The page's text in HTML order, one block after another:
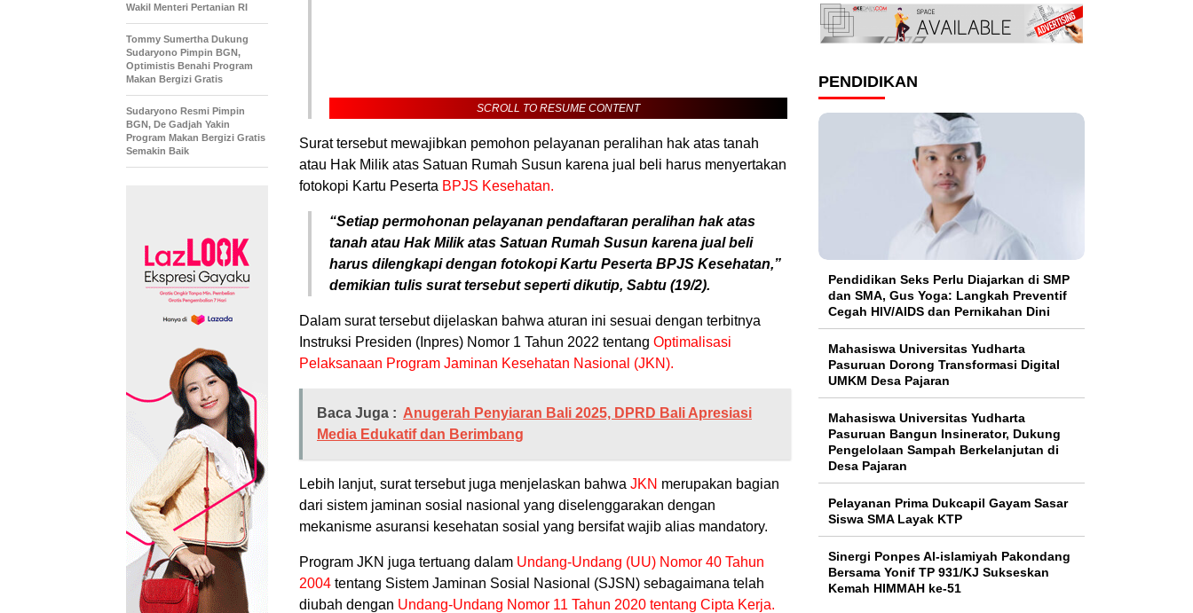
SCROLL TO RESUME CONTENT
Surat tersebut mewajibkan pemohon pelayanan peralihan hak atas tanah
atau Hak Milik atas Satuan Rumah Susun karena jual beli harus menyertakan
fotokopi Kartu Peserta BPJS Kesehatan.
“Setiap permohonan pelayanan pendaftaran peralihan hak atas
tanah atau Hak Milik atas Satuan Rumah Susun karena jual beli
harus dilengkapi dengan fotokopi Kartu Peserta BPJS Kesehatan,”
demikian tulis surat tersebut seperti dikutip, Sabtu (19/2).
Dalam surat tersebut dijelaskan bahwa aturan ini sesuai dengan terbitnya
Instruksi Presiden (Inpres) Nomor 1 Tahun 2022 tentang Optimalisasi
Pelaksanaan Program Jaminan Kesehatan Nasional (JKN).
Baca Juga : Anugerah Penyiaran Bali 2025, DPRD Bali Apresiasi
Media Edukatif dan Berimbang
Lebih lanjut, surat tersebut juga menjelaskan bahwa JKN merupakan bagian
dari sistem jaminan sosial nasional yang diselenggarakan dengan
mekanisme asuransi kesehatan sosial yang bersifat wajib alias mandatory.
Program JKN juga tertuang dalam Undang-Undang (UU) Nomor 40 Tahun
2004 tentang Sistem Jaminan Sosial Nasional (SJSN) sebagaimana telah
diubah dengan Undang-Undang Nomor 11 Tahun 2020 tentang Cipta Kerja.
Wakil Menteri Pertanian RI
Tommy Sumertha Dukung
Sudaryono Pimpin BGN,
Optimistis Benahi Program
Makan Bergizi Gratis
Sudaryono Resmi Pimpin
BGN, De Gadjah Yakin
Program Makan Bergizi Gratis
Semakin Baik
PENDIDIKAN
Pendidikan Seks Perlu Diajarkan di SMP
dan SMA, Gus Yoga: Langkah Preventif
Cegah HIV/AIDS dan Pernikahan Dini
Mahasiswa Universitas Yudharta
Pasuruan Dorong Transformasi Digital
UMKM Desa Pajaran
Mahasiswa Universitas Yudharta
Pasuruan Bangun Insinerator, Dukung
Pengelolaan Sampah Berkelanjutan di
Desa Pajaran
Pelayanan Prima Dukcapil Gayam Sasar
Siswa SMA Layak KTP
Sinergi Ponpes Al-islamiyah Pakondang
Bersama Yonif TP 931/KJ Sukseskan
Kemah HIMMAH ke-51